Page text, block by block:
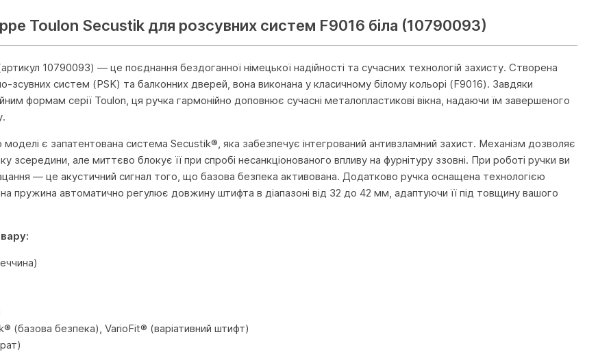
Toulon Secustik для розсувних систем F9016 біла (10790093)
10790093) — це поєднання бездоганної німецької надійності та сучасних технологій захисту. Створена
зсувних систем (PSK) та балконних дверей, вона виконана у класичному білому кольорі (F9016). Завдяки
формам серії Toulon, ця ручка гармонійно доповнює сучасні металопластикові вікна, надаючи їм завершеного
є запатентована система Secustik®, яка забезпечує інтегрований антивзламний захист. Механізм дозволяє
зсередини, але миттєво блокує її при спробі несанкціонованого впливу на фурнітуру ззовні. При роботі ручки ви
— це акустичний сигнал того, що базова безпека активована. Додатково ручка оснащена технологією
пружина автоматично регулює довжину штифта в діапазоні від 32 до 42 мм, адаптуючи її під товщину вашого
(базова безпека), VarioFit® (варіативний штифт)